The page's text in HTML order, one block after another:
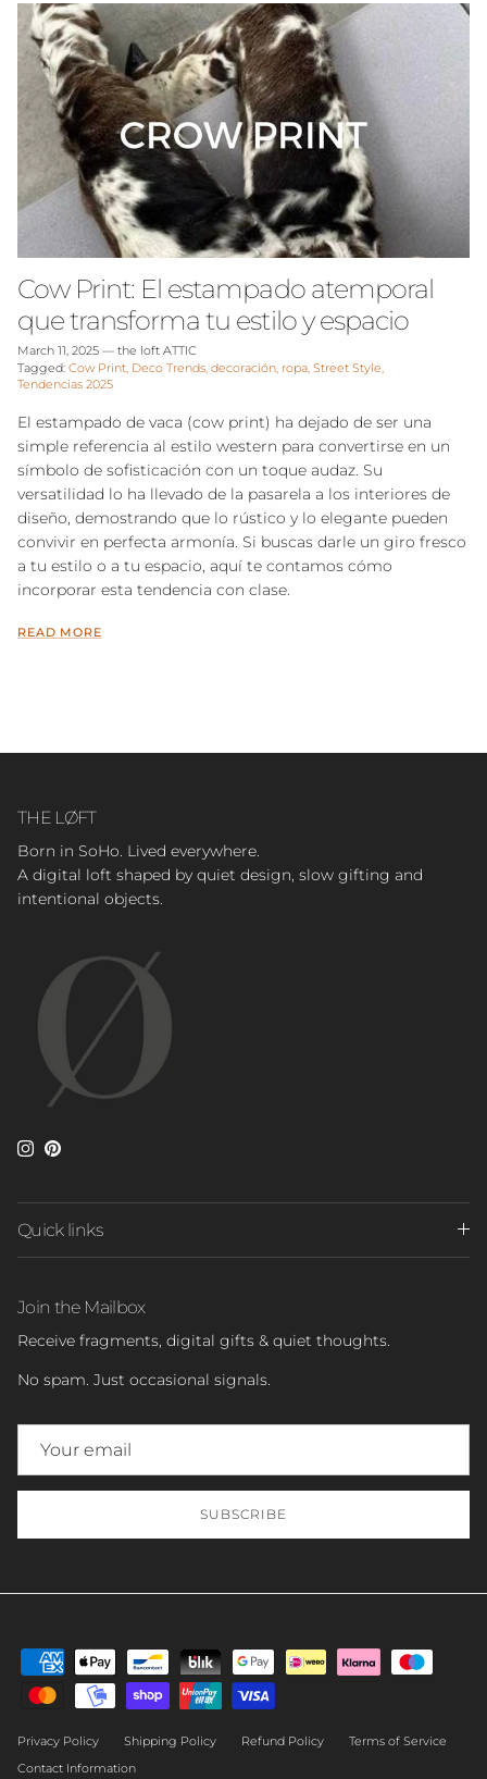
Cow Print: El estampado atemporal
que transforma tu estilo y espacio
March 11, 2025 — the loft ATTIC
Tagged: Cow Print Deco Trends decoración ropa Street Style
Tendencias 2025
El estampado de vaca (cow print) ha dejado de ser una
simple referencia al estilo western para convertirse en un
símbolo de sofisticación con un toque audaz. Su
versatilidad lo ha llevado de la pasarela a los interiores de
diseño, demostrando que lo rústico y lo elegante pueden
convivir en perfecta armonía. Si buscas darle un giro fresco
a tu estilo o a tu espacio, aquí te contamos cómo
incorporar esta tendencia con clase.
READ MORE
THE LØFT
Born in SoHo. Lived everywhere.
A digital loft shaped by quiet design, slow gifting and
intentional objects.
Instagram
Pinterest
Quick links
Join the Mailbox
Receive fragments, digital gifts & quiet thoughts.
No spam. Just occasional signals.
SUBSCRIBE
Privacy Policy Shipping Policy Refund Policy
Terms of Service
Contact Information